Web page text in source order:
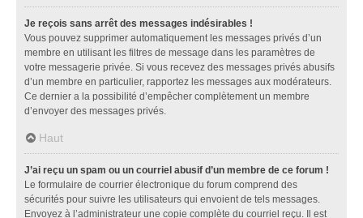
Je reçois sans arrêt des messages indésirables !
Vous pouvez supprimer automatiquement les messages privés d’un
membre en utilisant les filtres de message dans les paramètres de
votre messagerie privée. Si vous recevez des messages privés abusifs
d’un membre en particulier, rapportez les messages aux modérateurs.
Ce dernier a la possibilité d’empêcher complètement un membre
d’envoyer des messages privés.
Haut
J’ai reçu un spam ou un courriel abusif d’un membre de ce forum !
Le formulaire de courrier électronique du forum comprend des
sécurités pour suivre les utilisateurs qui envoient de tels messages.
Envoyez à l’administrateur une copie complète du courriel reçu. Il est